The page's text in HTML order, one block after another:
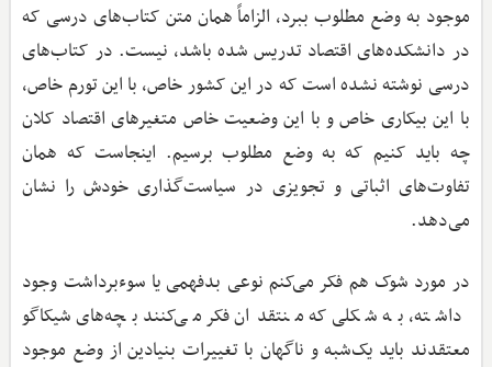
موجود به وضع مطلوب ببرد، الزاماً همان متن کتاب‌های درسی که
در دانشکده‌های اقتصاد تدریس شده باشد، نیست. در کتاب‌های
درسی نوشته نشده است که در این کشور خاص، با این تورم خاص،
با این بیکاری خاص و با این وضعیت خاص متغیرهای اقتصاد کلان
چه باید کنیم که به وضع مطلوب برسیم. اینجاست که همان
تفاوت‌های اثباتی و تجویزی در سیاست‌گذاری خودش را نشان
می‌دهد.
در مورد شوک هم فکر می‌کنم نوعی بدفهمی یا سوءبرداشت وجود
داشته، به شکلی که منتقدان فکر می‌کنند بچه‌های شیکاگو
معتقدند باید یک‌شبه و ناگهان با تغییرات بنیادین از وضع موجود